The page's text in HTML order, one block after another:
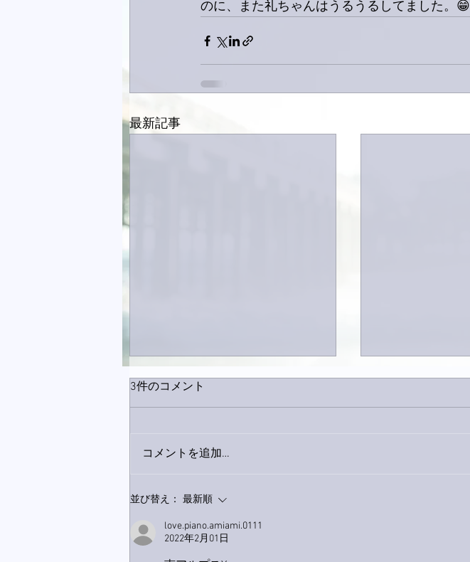
のに、また礼ちゃんはうるうるしてました。😁
最新記事
3件のコメント
コメントを追加…
並び替え： 最新順
love.piano.amiami.0111
2022年2月01日